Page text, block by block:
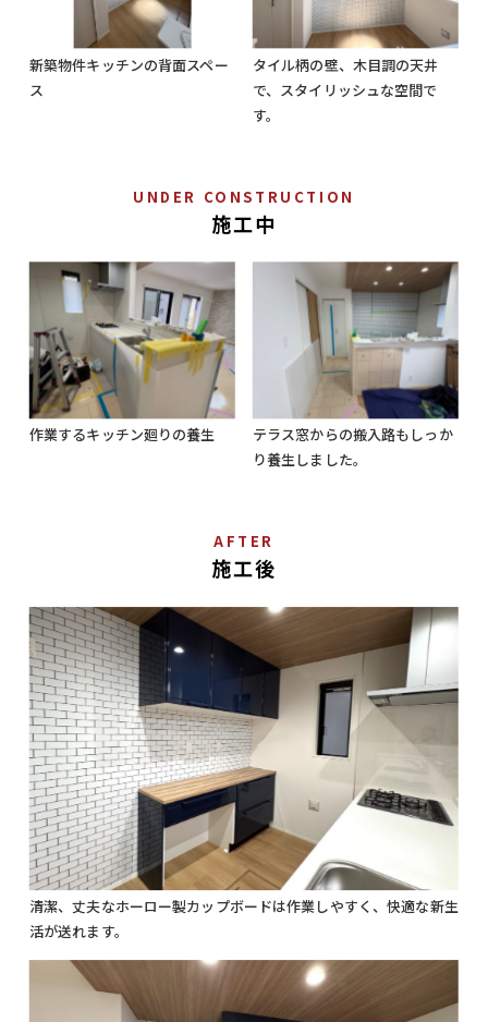
新築物件キッチンの背面スペー
ス
タイル柄の壁、木目調の天井
で、スタイリッシュな空間で
す。
UNDER CONSTRUCTION
施工中
作業するキッチン廻りの養生
テラス窓からの搬入路もしっか
り養生しました。
AFTER
施工後
清潔、丈夫なホーロー製カップボードは作業しやすく、快適な新生
活が送れます。